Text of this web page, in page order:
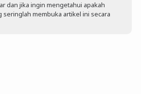
dan jika ingin mengetahui apakah
seringlah membuka artikel ini secara